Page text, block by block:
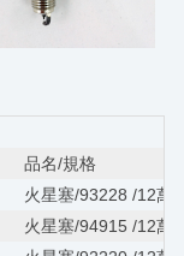
品名/規格
火星塞/93228 /12萬
火星塞/94915 /12萬